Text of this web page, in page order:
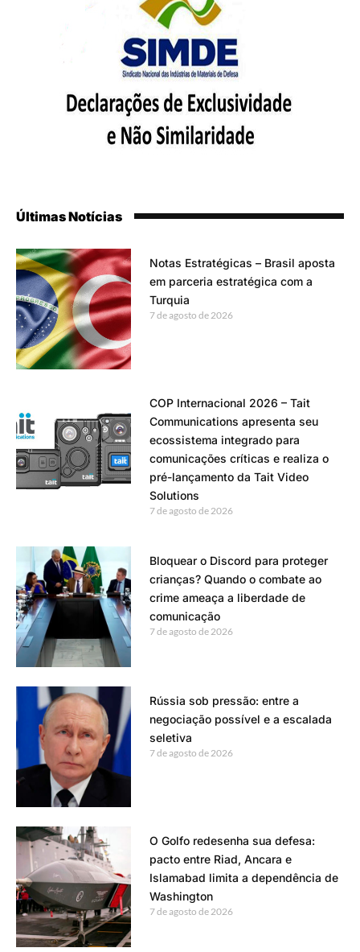
Últimas Notícias
Notas Estratégicas – Brasil aposta
em parceria estratégica com a
Turquia
7 de agosto de 2026
COP Internacional 2026 – Tait
Communications apresenta seu
ecossistema integrado para
comunicações críticas e realiza o
pré-lançamento da Tait Video
Solutions
7 de agosto de 2026
Bloquear o Discord para proteger
crianças? Quando o combate ao
crime ameaça a liberdade de
comunicação
7 de agosto de 2026
Rússia sob pressão: entre a
negociação possível e a escalada
seletiva
7 de agosto de 2026
O Golfo redesenha sua defesa:
pacto entre Riad, Ancara e
Islamabad limita a dependência de
Washington
7 de agosto de 2026